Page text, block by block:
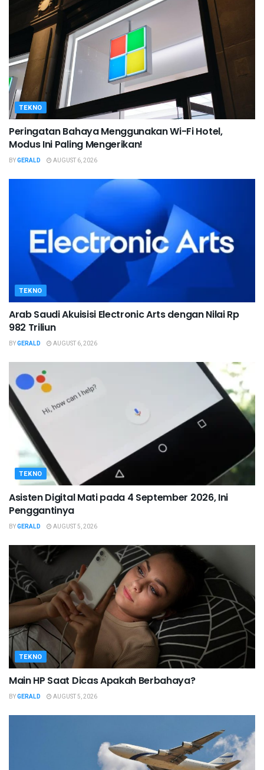
TEKNO
Peringatan Bahaya Menggunakan Wi-Fi Hotel,
Modus Ini Paling Mengerikan!
BYGERALD AUGUST 6, 2026
TEKNO
Arab Saudi Akuisisi Electronic Arts dengan Nilai Rp
982 Triliun
BYGERALD AUGUST 6, 2026
TEKNO
Asisten Digital Mati pada 4 September 2026, Ini
Penggantinya
BYGERALD AUGUST 5, 2026
TEKNO
Main HP Saat Dicas Apakah Berbahaya?
BYGERALD AUGUST 5, 2026